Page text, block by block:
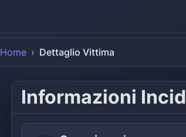
Home Dettaglio Vittima
Informazioni